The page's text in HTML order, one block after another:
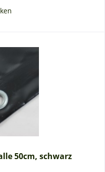
50cm, schwarz